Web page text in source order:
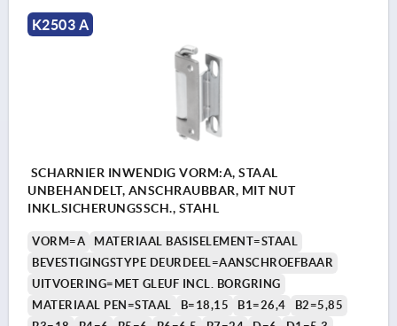
K2503 A
SCHARNIER INWENDIG VORM:A, STAAL
UNBEHANDELT, ANSCHRAUBBAR, MIT NUT
INKL.SICHERUNGSSCH., STAHL
VORM=A
MATERIAAL BASISELEMENT=STAAL
BEVESTIGINGSTYPE DEURDEEL=AANSCHROEFBAAR
UITVOERING=MET GLEUF INCL. BORGRING
MATERIAAL PEN=STAAL
B=18,15 B1=26,4
B2=5,85